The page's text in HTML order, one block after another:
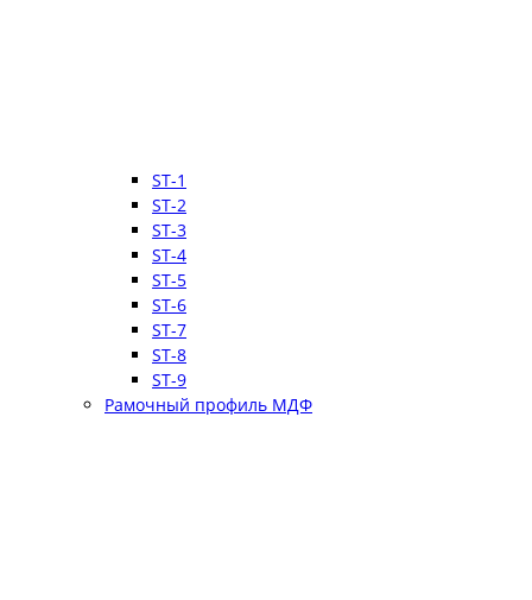
ST-1
ST-2
ST-3
ST-4
ST-5
ST-6
ST-7
ST-8
ST-9
Рамочный профиль МДФ